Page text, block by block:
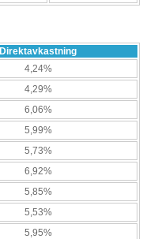
Direktavkastning
4,24%
4,29%
6,06%
5,99%
5,73%
6,92%
5,85%
5,53%
5,95%